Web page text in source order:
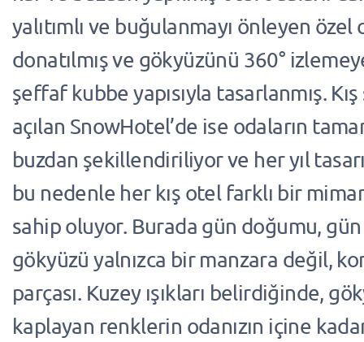
yalıtımlı ve buğulanmayı önleyen
donatılmış ve gökyüzünü 360°
şeffaf kubbe yapısıyla tasarlanmış.
açılan SnowHotel’de ise odaların
buzdan şekillendiriliyor ve her yıl
bu nedenle her kış otel farklı bir
sahip oluyor. Burada gün doğumu, gün
gökyüzü yalnızca bir manzara değil,
parçası. Kuzey ışıkları belirdiğinde,
kaplayan renklerin odanızın içine